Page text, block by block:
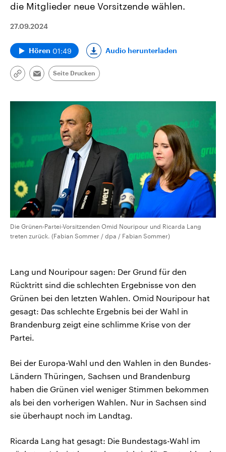
die Mitglieder neue Vorsitzende wählen.
27.09.2024
Hören 01:49 Audio herunterladen
Link
Email
Seite Drucken
Die Grünen-Partei-Vorsitzenden Omid Nouripour und Ricarda Lang
treten zurück. (Fabian Sommer / dpa / Fabian Sommer)
Lang und Nouripour sagen: Der Grund für den
Rücktritt sind die schlechten Ergebnisse von den
Grünen bei den letzten Wahlen. Omid Nouripour hat
gesagt: Das schlechte Ergebnis bei der Wahl in
Brandenburg zeigt eine schlimme Krise von der
Partei.
Bei der Europa-Wahl und den Wahlen in den Bundes-
Ländern Thüringen, Sachsen und Brandenburg
haben die Grünen viel weniger Stimmen bekommen
als bei den vorherigen Wahlen. Nur in Sachsen sind
sie überhaupt noch im Landtag.
Ricarda Lang hat gesagt: Die Bundestags-Wahl im